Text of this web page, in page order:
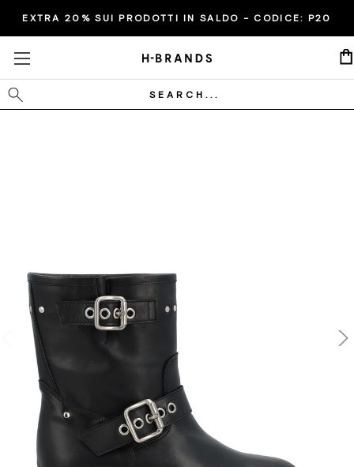
EXTRA 20% SUI PRODOTTI IN SALDO - CODICE: P20
Cerca